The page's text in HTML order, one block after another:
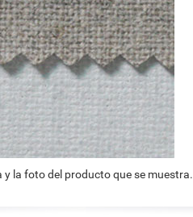
la foto del producto que se muestra.